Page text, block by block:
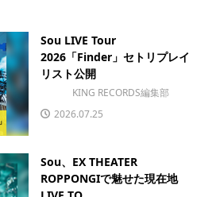
Sou LIVE Tour
2026「Finder」セトリプレイ
リスト公開
KING RECORDS編集部
2026.07.25
Sou、EX THEATER
ROPPONGIで魅せた現在地